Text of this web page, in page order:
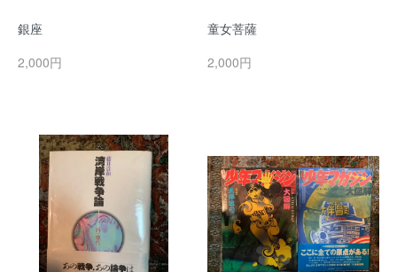
銀座
2,000円
童女菩薩
2,000円